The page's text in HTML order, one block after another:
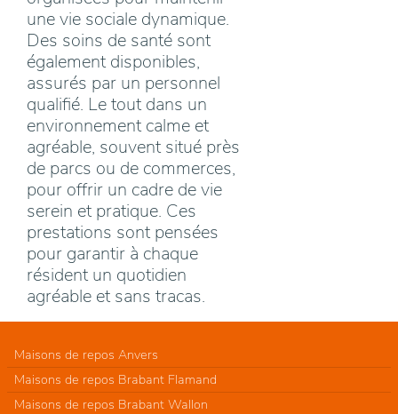
une vie sociale dynamique.
Des soins de santé sont
également disponibles,
assurés par un personnel
qualifié. Le tout dans un
environnement calme et
agréable, souvent situé près
de parcs ou de commerces,
pour offrir un cadre de vie
serein et pratique. Ces
prestations sont pensées
pour garantir à chaque
résident un quotidien
agréable et sans tracas.
Maisons de repos Anvers
Maisons de repos Brabant Flamand
Maisons de repos Brabant Wallon